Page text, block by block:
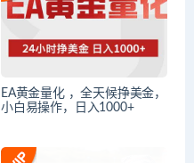
EA黄金量化 ，全天候挣美金，
小白易操作，日入1000+